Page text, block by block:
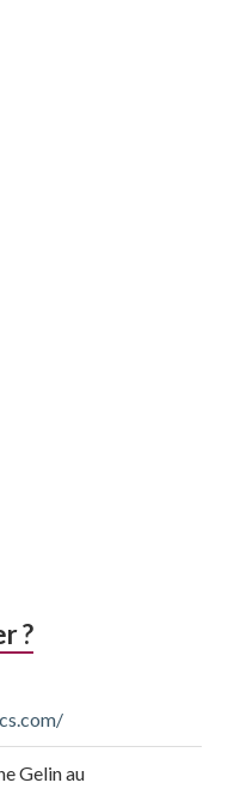
?
Gelin au